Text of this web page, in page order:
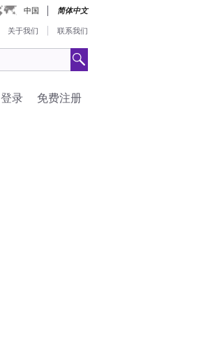
中国 简体中文
关于我们 联系我们
免费注册
登录